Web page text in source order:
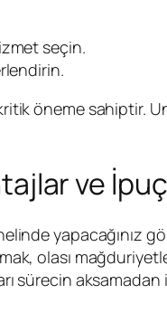
seçin.
öneme sahiptir.
ve
yapacağınız
olası
sürecin aksamadan